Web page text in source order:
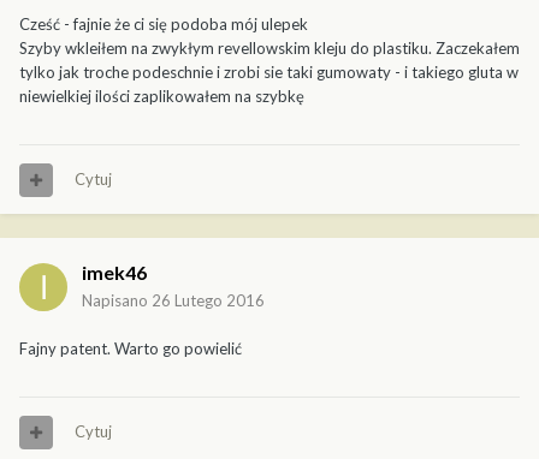
Cześć - fajnie że ci się podoba mój ulepek
Szyby wkleiłem na zwykłym revellowskim kleju do plastiku. Zaczekałem
tylko jak troche podeschnie i zrobi sie taki gumowaty - i takiego gluta w
niewielkiej ilości zaplikowałem na szybkę
Cytuj
imek46
Napisano 26 Lutego 2016
Fajny patent. Warto go powielić
Cytuj